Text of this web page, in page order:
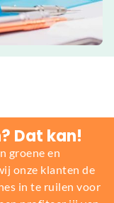
Dat kan!
groene en
onze klanten de
in te ruilen voor